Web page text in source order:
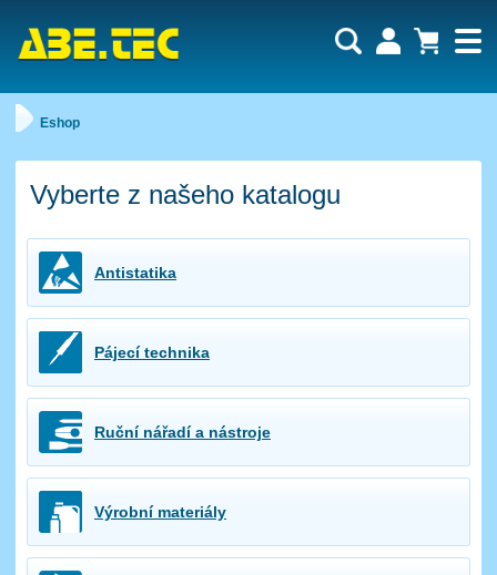
Eshop
Vyberte z našeho katalogu
Antistatika
Pájecí technika
Ruční nářadí a nástroje
Výrobní materiály
Uživatel:
Zapomenuté heslo